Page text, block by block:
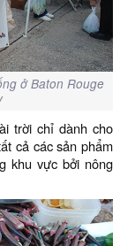
ở Baton Rouge
trời chỉ dành cho
cả các sản phẩm
khu vực bởi nông